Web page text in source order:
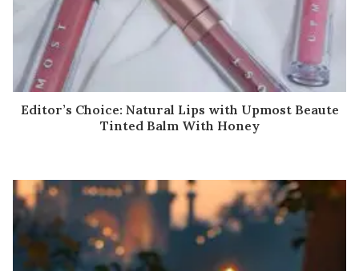
Editor’s Choice: Natural Lips with Upmost Beaute
Tinted Balm With Honey